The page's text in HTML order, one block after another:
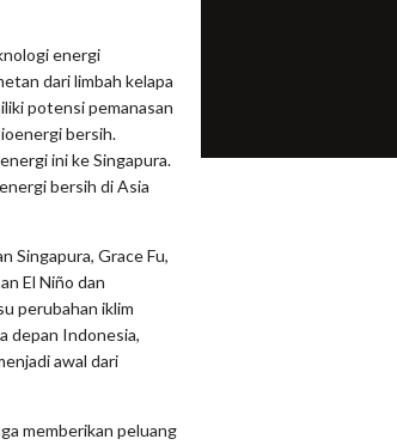
energi
dari limbah kelapa
potensi pemanasan
bersih.
ini ke Singapura.
bersih di Asia
Singapura, Grace Fu,
El Niño dan
perubahan iklim
depan Indonesia,
awal dari
memberikan peluang